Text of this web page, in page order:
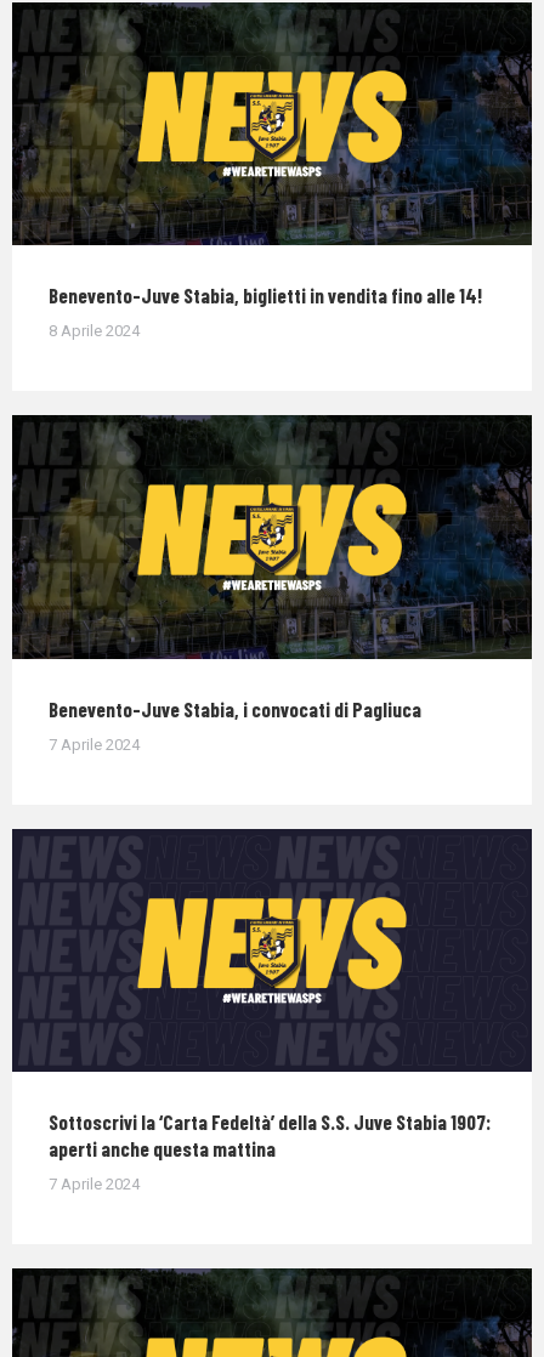
Benevento-Juve Stabia, biglietti in vendita fino alle 14!
8 Aprile 2024
Benevento-Juve Stabia, i convocati di Pagliuca
7 Aprile 2024
Sottoscrivi la ‘Carta Fedeltà’ della S.S. Juve Stabia 1907:
aperti anche questa mattina
7 Aprile 2024